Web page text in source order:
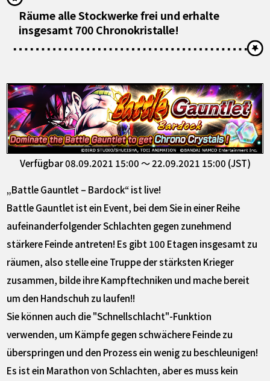
Räume alle Stockwerke frei und erhalte
insgesamt 700 Chronokristalle!
Verfügbar 08.09.2021 15:00 ～ 22.09.2021 15:00 (JST)
„Battle Gauntlet – Bardock“ ist live!
Battle Gauntlet ist ein Event, bei dem Sie in einer Reihe
aufeinanderfolgender Schlachten gegen zunehmend
stärkere Feinde antreten! Es gibt 100 Etagen insgesamt zu
räumen, also stelle eine Truppe der stärksten Krieger
zusammen, bilde ihre Kampftechniken und mache bereit
um den Handschuh zu laufen!!
Sie können auch die "Schnellschlacht"-Funktion
verwenden, um Kämpfe gegen schwächere Feinde zu
überspringen und den Prozess ein wenig zu beschleunigen!
Es ist ein Marathon von Schlachten, aber es muss kein